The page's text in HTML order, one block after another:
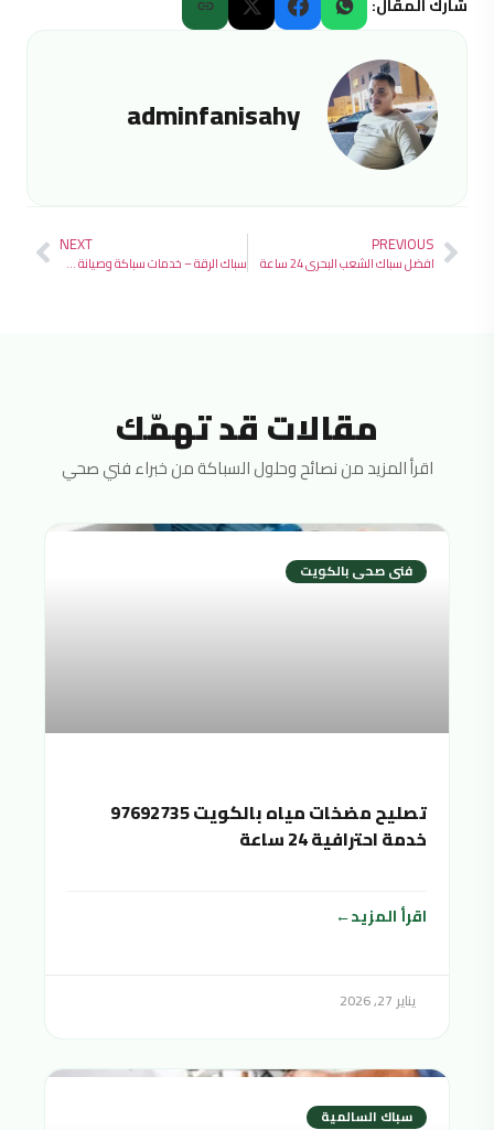
adminfanisahy
PREVIOUS
افضل سباك الشعب البحرى 24 ساعة
NEXT
سباك الرقة – خدمات سباكة وصيانة متكاملة 24 ساعة
مقالات قد تهمّك
اقرأ المزيد من نصائح وحلول السباكة من خبراء فني صحي
فنى صحى بالكويت
تصليح مضخات مياه بالكويت 97692735
خدمة احترافية 24 ساعة
اقرأ المزيد
يناير 27, 2026
سباك السالمية